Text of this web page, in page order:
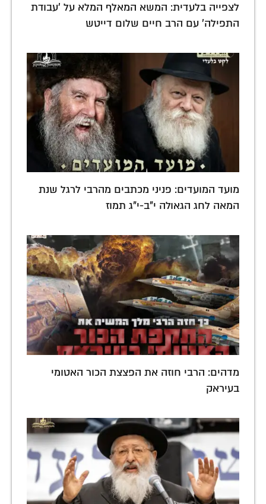
לצפייה בלעדית: המשא המאלף המלא על 'עבודת
התפילה' עם הרב חיים שלום דייטש
מועד המועדים: פניני מכתבים מהרבי לרגל שנת
המאה לחג הגאולה י"ב-י"ג תמוז
מדהים: הרבי חוזה את הפצצת הכור האטומי
בעיראק